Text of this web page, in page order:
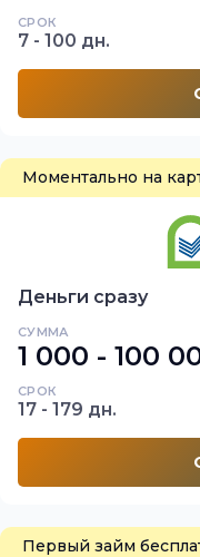
СРОК
7 - 100 дн.
Моментально на
Деньги сразу
СУММА
1 000 - 100
СРОК
17 - 179 дн.
Первый займ